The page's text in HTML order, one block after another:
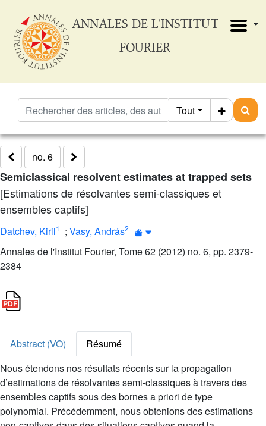
ANNALES DE L'INSTITUT
FOURIER
Tout
no. 6
Semiclassical resolvent estimates at trapped sets
[Estimations de résolvantes semi-classiques et
ensembles captifs]
Datchev, Kiril1 ; Vasy, András2
Annales de l'Institut Fourier, Tome 62 (2012) no. 6, pp. 2379-
2384
Abstract (VO)
Résumé
Nous étendons nos résultats récents sur la propagation
d’estimations de résolvantes semi-classiques à travers des
ensembles captifs sous des bornes a priori de type
polynomial. Précédemment, nous obtenions des estimations